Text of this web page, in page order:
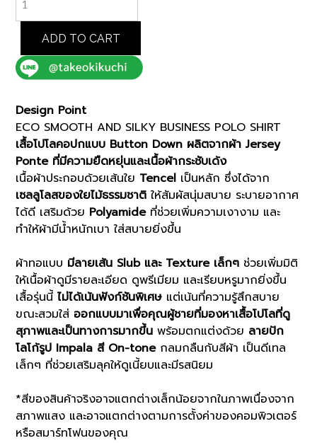
ECO
SMOOTH
SILKY
BUSINESS
POLO
(K8133997)
quantity
ADD TO CART
Design Point
ECO SMOOTH AND SILKY BUSINESS POLO SHIRT
เสื้อโปโลคอปกแบบ Button Down ผลิตจากผ้า Jersey
Ponte ที่มีความยืดหยุ่นและเนื้อผ้ากระชับเด้ง
เนื้อผ้าประกอบด้วยเส้นใย Tencel เป็นหลัก ซึ่งได้จาก
เซลลูโลสของใยไม้ธรรมชาติ ให้สัมผัสนุ่มสบาย ระบายอากาศ
ได้ดี เสริมด้วย Polyamideที่ช่วยเพิ่มความเงางาม และ
ทำให้ผ้ามีน้ำหนักเบา ใส่สบายยิ่งขึ้น
ผ้าทอแบบ มีลายเส้น Slub และ Texture เล็กๆ ช่วยเพิ่มมิติ
ให้เนื้อผ้าดูมีรายละเอียด ดูพรีเมียม และเรียบหรูมากยิ่งขึ้น
เสื้อรุ่นนี้ ไม่ได้เน้นฟังก์ชันพิเศษ แต่เน้นที่ความรู้สึกสบาย
ขณะสวมใส่ ออกแบบมาเพื่อคุณผู้ชายที่มองหาเสื้อโปโลที่ดู
สุภาพและเป็นทางการมากขึ้น พร้อมตกแต่งด้วย ลายปัก
โลโก้รูป Impala สี On-toneกลมกลืนกับสีผ้า เป็นดีเทล
เล็กๆ ที่ช่วยเสริมลุคให้ดูเนี้ยบและมีรสนิยม
*สีของสินค้าจริงอาจแตกต่างเล็กน้อยจากในภาพเนื่องจาก
สภาพแสง และอาจแตกต่างตามการตั้งค่าของคอมพิวเตอร์
หรือสมาร์ทโฟนของคุณ